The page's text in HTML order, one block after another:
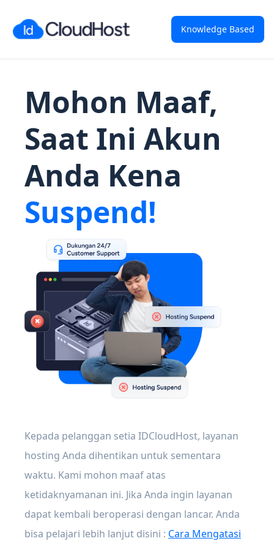
Knowledge Based
Mohon Maaf,
Saat Ini Akun
Anda Kena
Suspend!
Kepada pelanggan setia IDCloudHost, layanan
hosting Anda dihentikan untuk sementara
waktu. Kami mohon maaf atas
ketidaknyamanan ini. Jika Anda ingin layanan
dapat kembali beroperasi dengan lancar. Anda
bisa pelajari lebih lanjut disini : Cara Mengatasi